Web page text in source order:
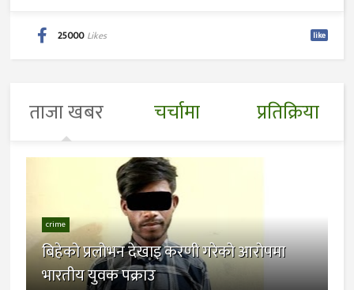
25000 Likes like
ताजा खबर चर्चामा प्रतिक्रिया
crime
बिहेको प्रलोभन देखाइ करणी गरेको आरोपमा
भारतीय युवक पक्राउ